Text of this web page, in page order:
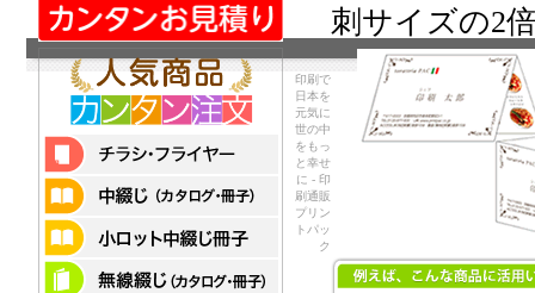
刺サイズの2
印刷で
日本を
元気に
世の中
をもっ
と幸せ
に - 印
刷通販
プリン
トパッ
ク